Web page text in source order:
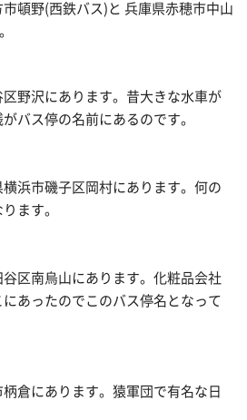
頓野(西鉄バス)と 兵庫県赤穂市中山
野沢にあります。昔大きな水車が
バス停の名前にあるのです。
浜市磯子区岡村にあります。何の
ます。
区南烏山にあります。化粧品会社
にあったのでこのバス停名となって
倉にあります。猿軍団で有名な日